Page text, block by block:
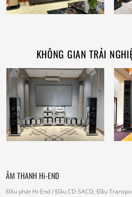
KHÔNG GIAN TRẢI
ÂM THANH Hi-END
Đầu phát Hi-End/ Đầu CD-SACD, Đầu